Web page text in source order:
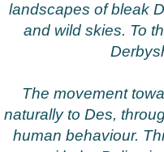
landscapes of bleak
and wild skies. To
The movement
naturally to Des,
human behaviour.